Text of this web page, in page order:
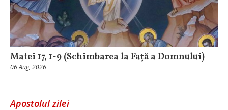
Matei 17, 1-9 (Schimbarea la Față a Domnului)
06 Aug, 2026
Apostolul zilei